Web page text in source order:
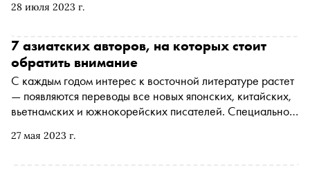
28 июля 2023 г.
держится та самая «дружба навек»
27 мая 2023 г.
7 азиатских авторов, на которых стоит
обратить внимание
С каждым годом интерес к восточной литературе растет
— появляются переводы все новых японских, китайских,
вьетнамских и южнокорейских писателей. Специально
Екатерина Писарева рассказывает о семи азиатских